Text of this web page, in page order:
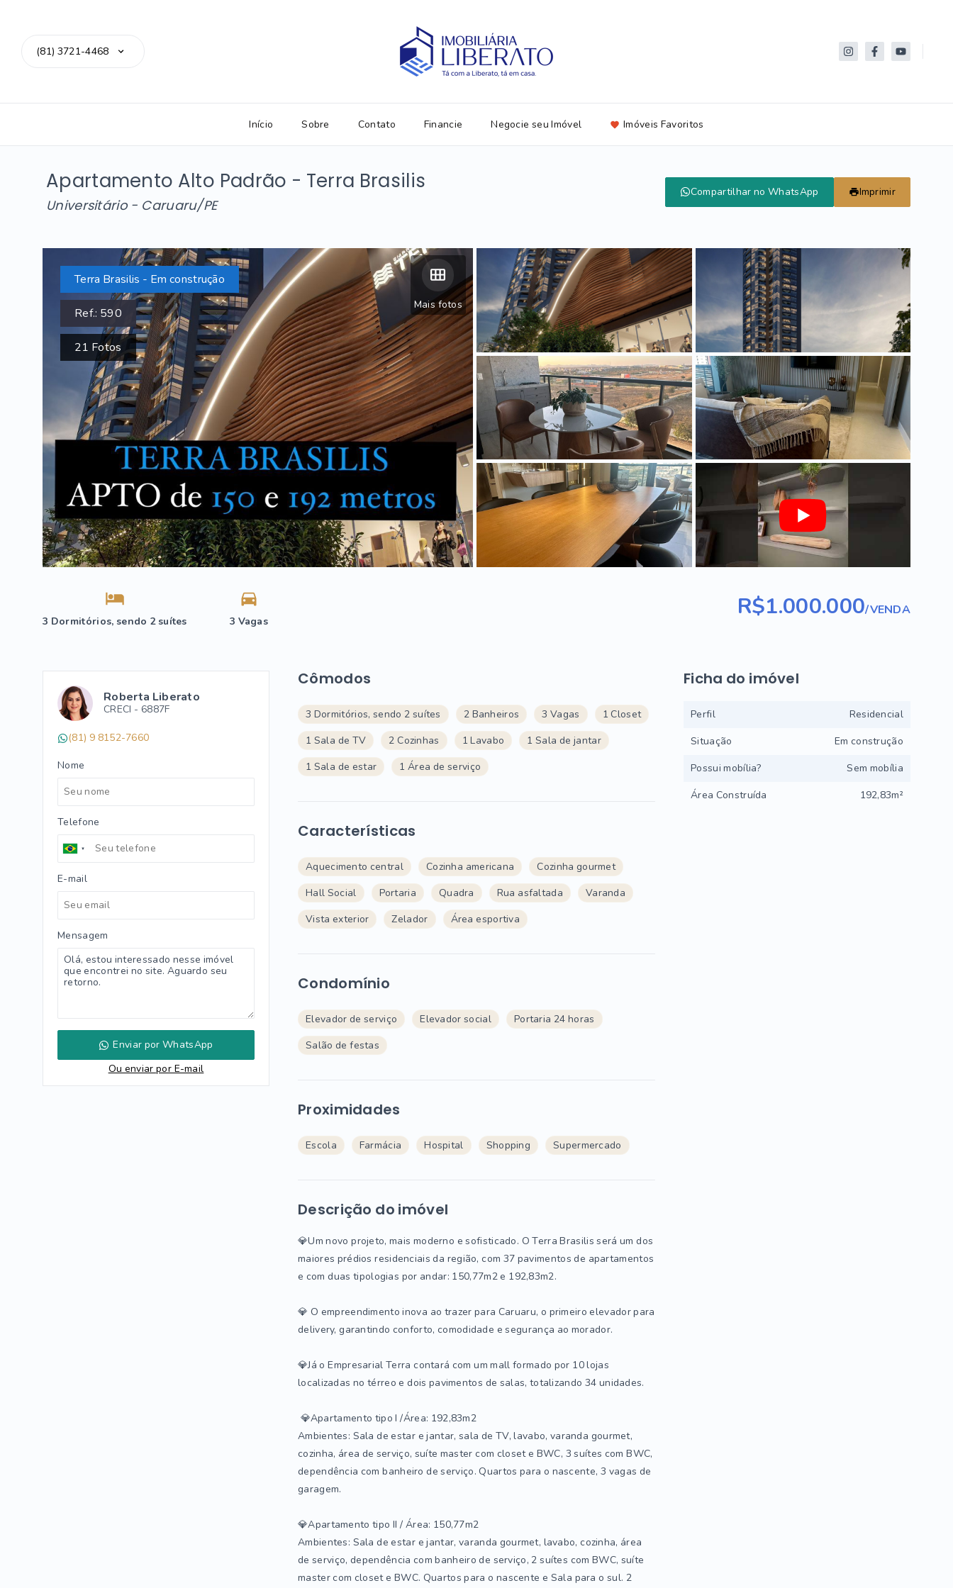
(81) 3721-4468
Início Sobre Contato Financie Negocie seu Imóvel Imóveis Favoritos
Apartamento Alto Padrão - Terra Brasilis
Universitário - Caruaru/PE
Compartilhar no WhatsApp Imprimir
Mais fotos
Terra Brasilis - Em construção
Ref.: 590
21 Fotos
3 Dormitórios, sendo 2 suítes 3 Vagas
R$1.000.000/VENDA
Roberta Liberato
CRECI - 6887F
(81) 9 8152-7660
Nome
Telefone
E-mail
Mensagem
Enviar por WhatsApp
Ou enviar por E-mail
Cômodos
3 Dormitórios, sendo 2 suítes 2 Banheiros 3 Vagas
1 Closet
1 Sala de TV
2 Cozinhas 1 Lavabo
1 Sala de jantar
1 Sala de estar
1 Área de serviço
Características
Aquecimento central Cozinha americana
Cozinha gourmet
Hall Social
Portaria Quadra Rua asfaltada
Varanda
Vista exterior
Zelador Área esportiva
Condomínio
Elevador de serviço Elevador social
Portaria 24 horas
Salão de festas
Proximidades
Escola Farmácia Hospital Shopping Supermercado
Descrição do imóvel
💎Um novo projeto, mais moderno e sofisticado. O Terra Brasilis será um dos
maiores prédios residenciais da região, com 37 pavimentos de apartamentos
e com duas tipologias por andar: 150,77m2 e 192,83m2.
💎 O empreendimento inova ao trazer para Caruaru, o primeiro elevador para
delivery, garantindo conforto, comodidade e segurança ao morador.
💎Já o Empresarial Terra contará com um mall formado por 10 lojas
localizadas no térreo e dois pavimentos de salas, totalizando 34 unidades.
💎Apartamento tipo I /Área: 192,83m2
Ambientes: Sala de estar e jantar, sala de TV, lavabo, varanda gourmet,
cozinha, área de serviço, suíte master com closet e BWC, 3 suítes com BWC,
dependência com banheiro de serviço. Quartos para o nascente, 3 vagas de
garagem.
💎Apartamento tipo II / Área: 150,77m2
Ambientes: Sala de estar e jantar, varanda gourmet, lavabo, cozinha, área
de serviço, dependência com banheiro de serviço, 2 suítes com BWC, suíte
master com closet e BWC. Quartos para o nascente e Sala para o sul. 2
Ficha do imóvel
Perfil
Residencial
Situação
Em construção
Possui mobília?
Sem mobília
Área Construída
192,83m²